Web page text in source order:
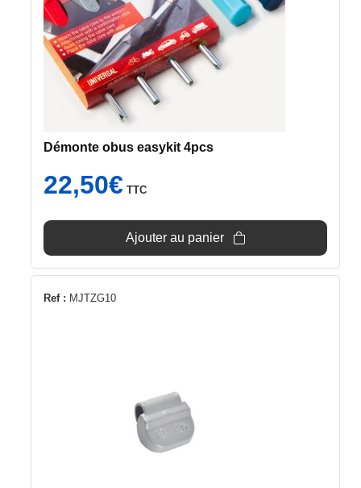
Démonte obus easykit 4pcs
22,50€ TTC
Ajouter au panier
Ref : MJTZG10